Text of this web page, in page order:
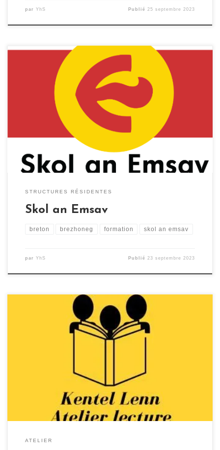
par YhS Publié25 septembre 2023
Enseigner et diffuser le breton pour les adultes Skol an
Emsav (SAE) en français : « École du mouvement breton
» est un mouvement culturel fondé en 1969 par Pol
Kalvez, Bernez Rouz, Lukian Kergoat, Martial Ménard,
Yann Guillamot et Tangi Louarn. Cette association a
pour objet, d’une part, l’enseignement […]
STRUCTURES RÉSIDENTES
Skol an Emsav
breton brezhoneg formation skol an emsav
par YhS Publié23 septembre 2023
L’atelier lecture en breton est une nouvelle activité de
l’année 2020/2021 de Kentelioù an Noz ! Les buts de cet
littérature bretonne ou traduite en breton, se retrouver
pour échanger en breton sur […]
ATELIER